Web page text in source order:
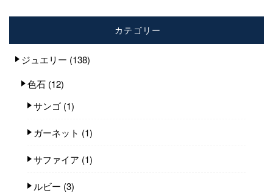
カテゴリー
ジュエリー (138)
色石 (12)
サンゴ (1)
ガーネット (1)
サファイア (1)
ルビー (3)